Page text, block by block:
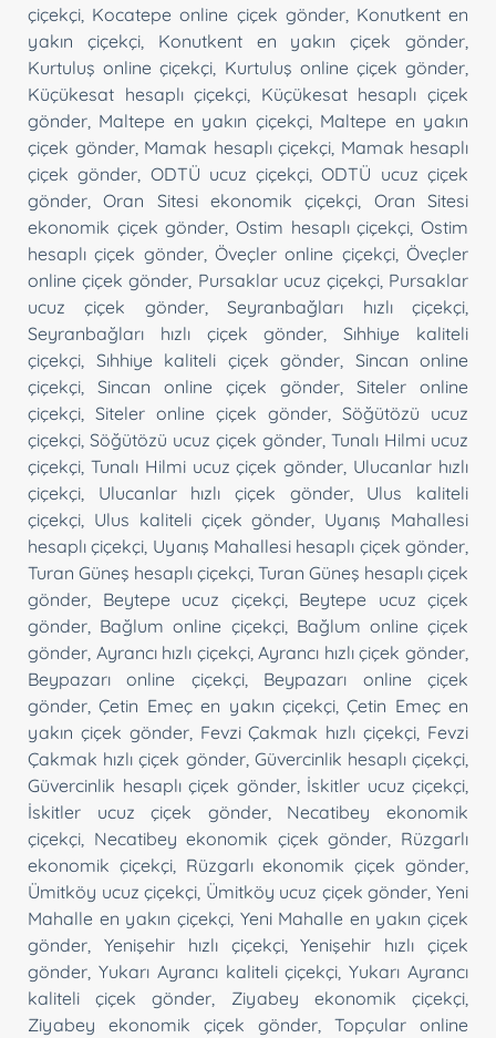
çiçekçi Kocatepe online çiçek gönder, Konutkent en
yakın çiçekçi, Konutkent en yakın çiçek gönder
Kurtuluş online çiçekçi Kurtuluş online çiçek gönder
Küçükesat hesaplı çiçekçi
Küçükesat hesaplı çiçek
gönder Maltepe en yakın çiçekçi, Maltepe en yakın
çiçek gönder, Mamak hesaplı çiçekçi Mamak hesaplı
çiçek gönder ODTÜ ucuz çiçekçi ,ODTÜ ucuz çiçek
gönder ,Oran Sitesi ekonomik çiçekçi
Oran Sitesi
ekonomik çiçek gönder ,Ostim hesaplı çiçekçi ,Ostim
hesaplı çiçek gönder,Öveçler online çiçekçi,Öveçler
online çiçek gönder Pursaklar ucuz çiçekçi, Pursaklar
ucuz çiçek gönder,Seyranbağları hızlı çiçekçi
Seyranbağları hızlı çiçek gönder ,Sıhhiye kaliteli
çiçekçi
Sıhhiye kaliteli çiçek gönder
Sincan online
çiçekçi
Sincan online çiçek gönder
Siteler online
çiçekçi
Siteler online çiçek gönder
Söğütözü ucuz
çiçekçi Söğütözü ucuz çiçek gönder Tunalı Hilmi ucuz
çiçekçi Tunalı Hilmi ucuz çiçek gönder Ulucanlar hızlı
çiçekçi
Ulucanlar hızlı çiçek gönder, Ulus kaliteli
çiçekçi
Ulus kaliteli çiçek gönder
Uyanış Mahallesi
hesaplı çiçekçi Uyanış Mahallesi hesaplı çiçek gönder
Turan Güneş hesaplı çiçekçi Turan Güneş hesaplı çiçek
gönder
Beytepe ucuz çiçekçi, Beytepe ucuz çiçek
gönder Bağlum online çiçekçi, Bağlum online çiçek
gönder Ayrancı hızlı çiçekçi,Ayrancı hızlı çiçek gönder
Beypazarı online çiçekçi, Beypazarı online çiçek
gönder ,Çetin Emeç en yakın çiçekçi,Çetin Emeç en
yakın çiçek gönder, Fevzi Çakmak hızlı çiçekçi Fevzi
Çakmak hızlı çiçek gönder, Güvercinlik hesaplı çiçekçi
Güvercinlik hesaplı çiçek gönder, İskitler ucuz çiçekçi
İskitler ucuz çiçek gönder, Necatibey ekonomik
çiçekçi
Necatibey ekonomik çiçek gönder
Rüzgarlı
ekonomik çiçekçi, Rüzgarlı ekonomik çiçek gönder
Ümitköy ucuz çiçekçi Ümitköy ucuz çiçek gönder ,Yeni
Mahalle en yakın çiçekçi, Yeni Mahalle en yakın çiçek
gönder
Yenişehir hızlı çiçekçi,Yenişehir hızlı çiçek
gönder Yukarı Ayrancı kaliteli çiçekçi ,Yukarı Ayrancı
kaliteli çiçek gönder
Ziyabey ekonomik çiçekçi
Ziyabey ekonomik çiçek gönder
Topçular online